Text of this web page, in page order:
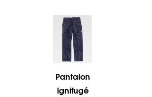
Pantalon
Ignifugé